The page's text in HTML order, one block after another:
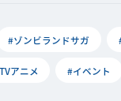
#ゾンビランドサガ
アニメ #イベント